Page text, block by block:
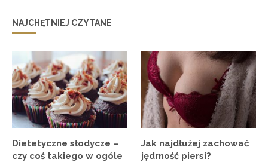
NAJCHĘTNIEJ CZYTANE
Dietetyczne słodycze –
czy coś takiego w ogóle
Jak najdłużej zachować
jędrność piersi?